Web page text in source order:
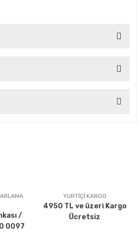
bilgiler bulunuyor.
bulunuyor.
daha pahalı.
alternatifler olmalı.
/
0097
YURTİÇİ KARGO
4950 TL ve üzeri Kargo
Ücretsiz